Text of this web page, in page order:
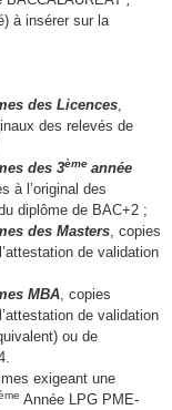
à insérer sur la
des Licences,
des relevés de
des 3ème année
à l’original des
diplôme de BAC+2 ;
des Masters, copies
de validation
MBA, copies
de validation
ou de
exigeant une
Année LPG PME-